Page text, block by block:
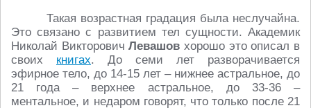
Такая возрастная градация была неслучайна.
Это связано с развитием тел сущности. Академик
Николай ВикторовичЛевашов хорошо это описал в
своих книгах. До семи лет разворачивается
эфирное тело, до 14-15 лет – нижнее астральное, до
21 года – верхнее астральное, до 33-36 –
ментальное, и недаром говорят, что только после 21